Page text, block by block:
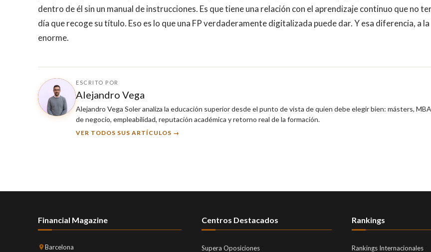
dentro de él sin un manual de instrucciones. Es que tiene una relación con el aprendizaje continuo que no
día que recoge su título. Eso es lo que una FP verdaderamente digitalizada puede dar. Y esa diferencia, a la
enorme.
ESCRITO POR
Alejandro Vega
Alejandro Vega Soler analiza la educación superior desde el punto de vista de quien debe elegir bien: másters,
de negocio, empleabilidad, reputación académica y retorno real de la formación.
VER TODOS SUS ARTÍCULOS →
Financial Magazine
Barcelona
Centros Destacados
Supera Oposiciones
Rankings
Rankings Internacionales